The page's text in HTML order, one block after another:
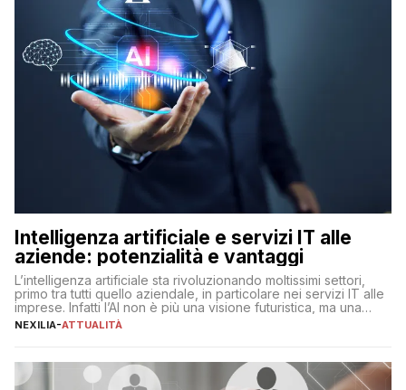
Intelligenza artificiale e servizi IT alle
aziende: potenzialità e vantaggi
L’intelligenza artificiale sta rivoluzionando moltissimi settori,
primo tra tutti quello aziendale, in particolare nei servizi IT alle
imprese. Infatti l’AI non è più una visione futuristica, ma una
realtà operativa che sta portando a un cambio significativo in
operazioni, bensì comporta […]
NEXILIA-ATTUALITÀ